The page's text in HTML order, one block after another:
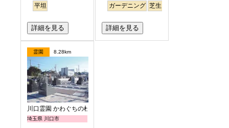
平坦
詳細を見る
ガーデニング 芝生
詳細を見る
霊園 8.28km
川口霊園 かわぐちの杜
埼玉県 川口市